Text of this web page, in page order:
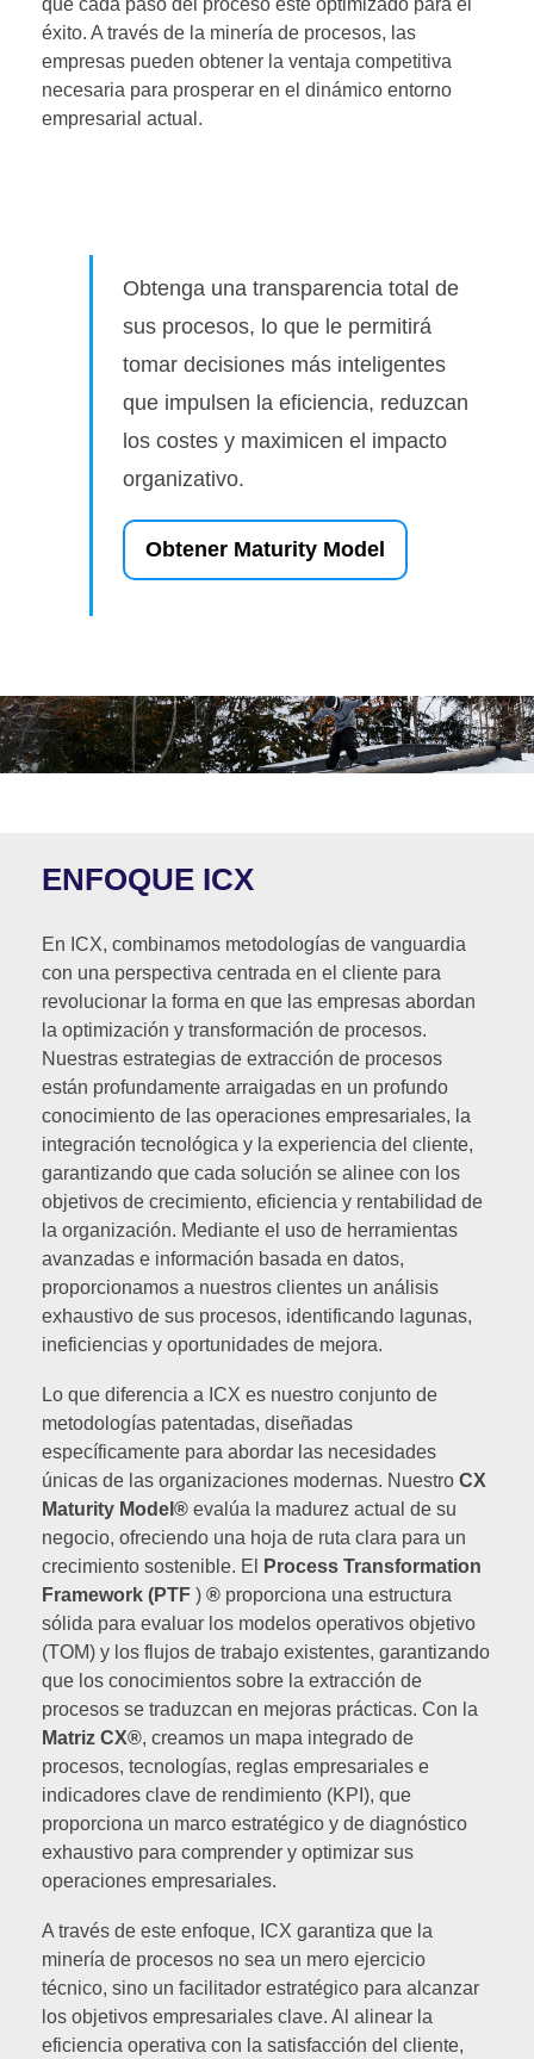
que cada paso del proceso esté optimizado para el
éxito. A través de la minería de procesos, las
empresas pueden obtener la ventaja competitiva
necesaria para prosperar en el dinámico entorno
empresarial actual.
Obtenga una transparencia total de
sus procesos, lo que le permitirá
tomar decisiones más inteligentes
que impulsen la eficiencia, reduzcan
los costes y maximicen el impacto
organizativo.
Obtener Maturity Model
ENFOQUE ICX
En ICX, combinamos metodologías de vanguardia
con una perspectiva centrada en el cliente para
revolucionar la forma en que las empresas abordan
la optimización y transformación de procesos.
Nuestras estrategias de extracción de procesos
están profundamente arraigadas en un profundo
conocimiento de las operaciones empresariales, la
integración tecnológica y la experiencia del cliente,
garantizando que cada solución se alinee con los
objetivos de crecimiento, eficiencia y rentabilidad de
la organización. Mediante el uso de herramientas
avanzadas e información basada en datos,
proporcionamos a nuestros clientes un análisis
exhaustivo de sus procesos, identificando lagunas,
ineficiencias y oportunidades de mejora.
Lo que diferencia a ICX es nuestro conjunto de
metodologías patentadas, diseñadas
específicamente para abordar las necesidades
únicas de las organizaciones modernas. Nuestro CX
Maturity Model® evalúa la madurez actual de su
negocio, ofreciendo una hoja de ruta clara para un
crecimiento sostenible. El
Process Transformation
Framework (PTF ) ® proporciona una estructura
sólida para evaluar los modelos operativos objetivo
(TOM) y los flujos de trabajo existentes, garantizando
que los conocimientos sobre la extracción de
procesos se traduzcan en mejoras prácticas. Con la
Matriz CX®, creamos un mapa integrado de
procesos, tecnologías, reglas empresariales e
indicadores clave de rendimiento (KPI), que
proporciona un marco estratégico y de diagnóstico
exhaustivo para comprender y optimizar sus
operaciones empresariales.
A través de este enfoque, ICX garantiza que la
minería de procesos no sea un mero ejercicio
técnico, sino un facilitador estratégico para alcanzar
los objetivos empresariales clave. Al alinear la
eficiencia operativa con la satisfacción del cliente,